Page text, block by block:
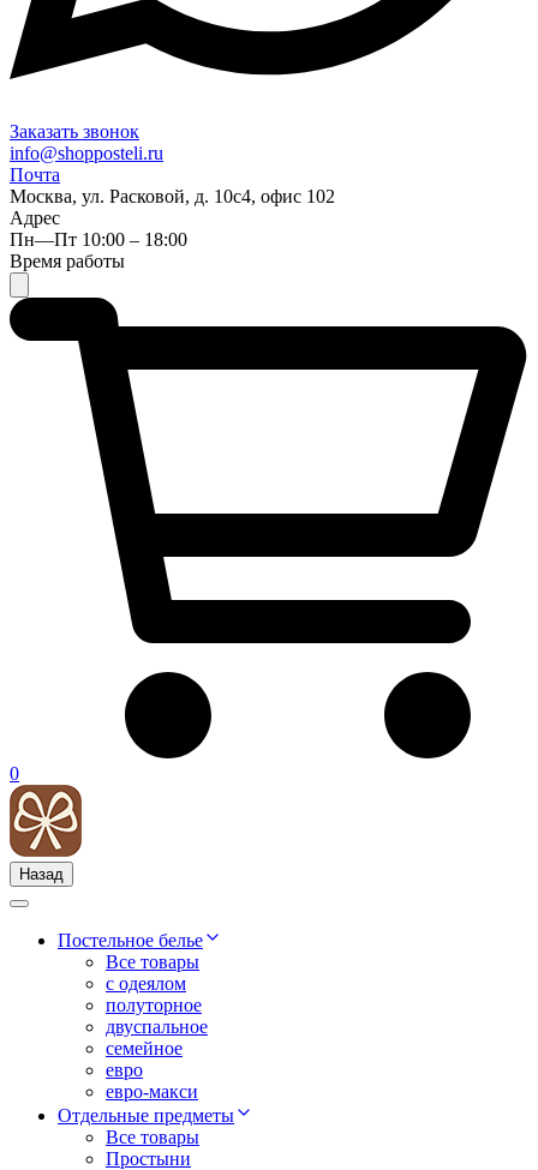
Заказать звонок
info@shopposteli.ru
Почта
Москва, ул. Расковой, д. 10с4, офис 102
Адрес
Пн—Пт 10:00 – 18:00
Время работы
0
Назад
Постельное белье
Все товары
с одеялом
полуторное
двуспальное
семейное
евро
евро-макси
Отдельные предметы
Все товары
Простыни